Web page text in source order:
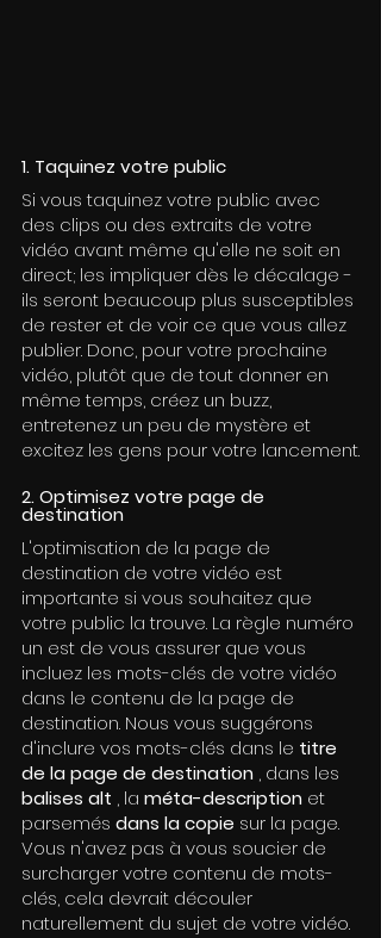
1. Taquinez votre public
Si vous taquinez votre public avec
des clips ou des extraits de votre
vidéo avant même qu'elle ne soit en
direct; les impliquer dès le décalage -
ils seront beaucoup plus susceptibles
de rester et de voir ce que vous allez
publier. Donc, pour votre prochaine
vidéo, plutôt que de tout donner en
même temps, créez un buzz,
entretenez un peu de mystère et
excitez les gens pour votre lancement.
2. Optimisez votre page de
destination
L'optimisation de la page de
destination de votre vidéo est
importante si vous souhaitez que
votre public la trouve. La règle numéro
un est de vous assurer que vous
incluez les mots-clés de votre vidéo
dans le contenu de la page de
destination. Nous vous suggérons
d'inclure vos mots-clés dans le titre
de la page de destination , dans les
balises alt , la méta-description et
parsemés dans la copie sur la page.
Vous n'avez pas à vous soucier de
surcharger votre contenu de mots-
clés, cela devrait découler
naturellement du sujet de votre vidéo.